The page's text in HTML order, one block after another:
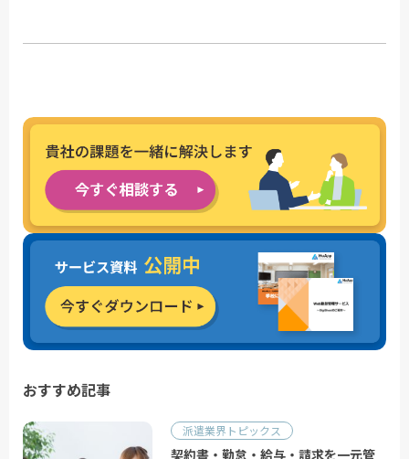
おすすめ記事
派遣業界トピックス
契約書・勤怠・給与・請求を一元管